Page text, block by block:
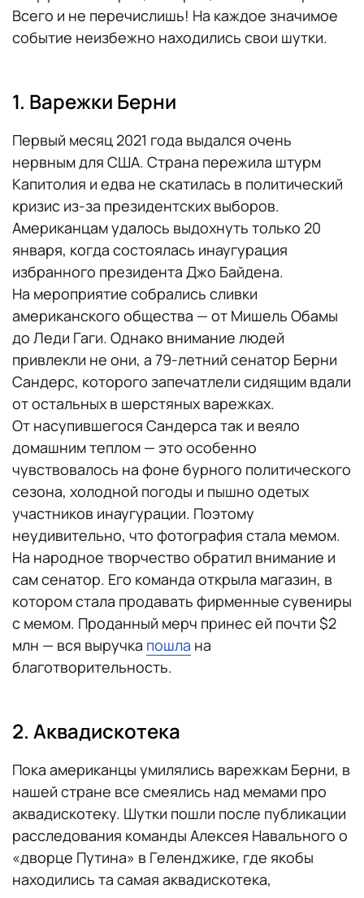
Всего и не перечислишь! На каждое значимое
событие неизбежно находились свои шутки.
1. Варежки Берни
Первый месяц 2021 года выдался очень
нервным для США. Страна пережила штурм
Капитолия и едва не скатилась в политический
кризис из-за президентских выборов.
Американцам удалось выдохнуть только 20
января, когда состоялась инаугурация
избранного президента Джо Байдена.
На мероприятие собрались сливки
американского общества — от Мишель Обамы
до Леди Гаги. Однако внимание людей
привлекли не они, а 79-летний сенатор Берни
Сандерс, которого запечатлели сидящим вдали
от остальных в шерстяных варежках.
От насупившегося Сандерса так и веяло
домашним теплом — это особенно
чувствовалось на фоне бурного политического
сезона, холодной погоды и пышно одетых
участников инаугурации. Поэтому
неудивительно, что фотография стала мемом.
На народное творчество обратил внимание и
сам сенатор. Его команда открыла магазин, в
котором стала продавать фирменные сувениры
с мемом. Проданный мерч принес ей почти $2
млн — вся выручка пошла на
благотворительность.
2. Аквадискотека
Пока американцы умилялись варежкам Берни, в
нашей стране все смеялись над мемами про
аквадискотеку. Шутки пошли после публикации
расследования команды Алексея Навального о
«дворце Путина» в Геленджике, где якобы
находились та самая аквадискотека,